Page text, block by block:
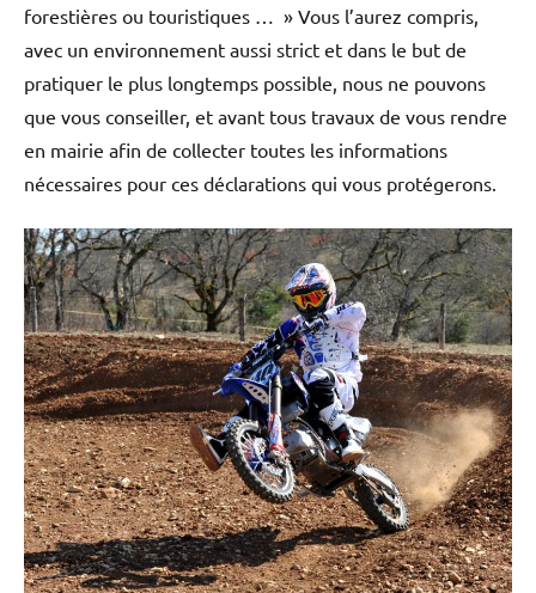
forestières ou touristiques … » Vous l’aurez compris,
avec un environnement aussi strict et dans le but de
pratiquer le plus longtemps possible, nous ne pouvons
que vous conseiller, et avant tous travaux de vous rendre
en mairie afin de collecter toutes les informations
nécessaires pour ces déclarations qui vous protégerons.